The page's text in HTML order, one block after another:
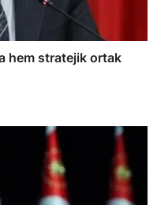
hem stratejik ortak